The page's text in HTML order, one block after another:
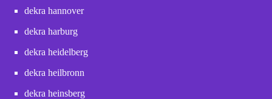
dekra hannover
dekra harburg
dekra heidelberg
dekra heilbronn
dekra heinsberg